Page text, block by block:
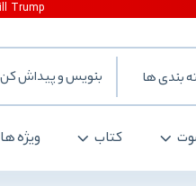
بندی ها
کتاب ویژه ها